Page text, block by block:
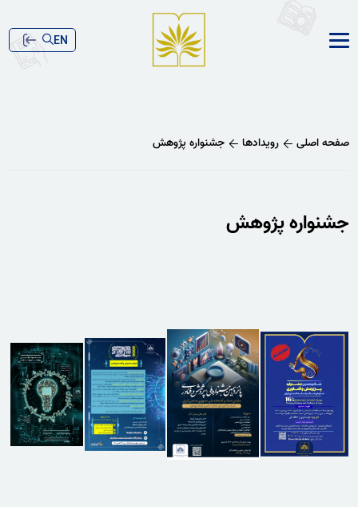
EN
صفحه اصلی رویدادها جشنواره پژوهش
جشنواره پژوهش